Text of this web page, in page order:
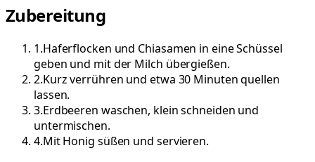
Zubereitung
1.Haferflocken und Chiasamen in eine Schüssel
geben und mit der Milch übergießen.
2.Kurz verrühren und etwa 30 Minuten quellen
lassen.
3.Erdbeeren waschen, klein schneiden und
untermischen.
4.Mit Honig süßen und servieren.